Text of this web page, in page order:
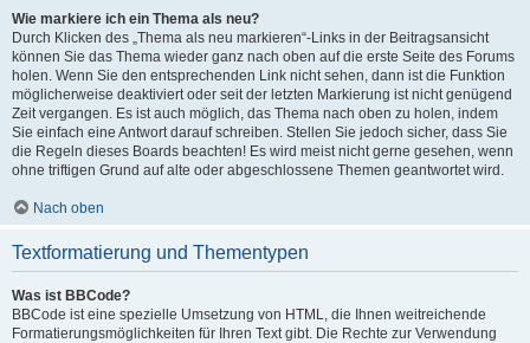
Wie markiere ich ein Thema als neu?
Durch Klicken des „Thema als neu markieren“-Links in der Beitragsansicht
können Sie das Thema wieder ganz nach oben auf die erste Seite des Forums
holen. Wenn Sie den entsprechenden Link nicht sehen, dann ist die Funktion
möglicherweise deaktiviert oder seit der letzten Markierung ist nicht genügend
Zeit vergangen. Es ist auch möglich, das Thema nach oben zu holen, indem
Sie einfach eine Antwort darauf schreiben. Stellen Sie jedoch sicher, dass Sie
die Regeln dieses Boards beachten! Es wird meist nicht gerne gesehen, wenn
ohne triftigen Grund auf alte oder abgeschlossene Themen geantwortet wird.
Nach oben
Textformatierung und Thementypen
Was ist BBCode?
BBCode ist eine spezielle Umsetzung von HTML, die Ihnen weitreichende
Formatierungsmöglichkeiten für Ihren Text gibt. Die Rechte zur Verwendung